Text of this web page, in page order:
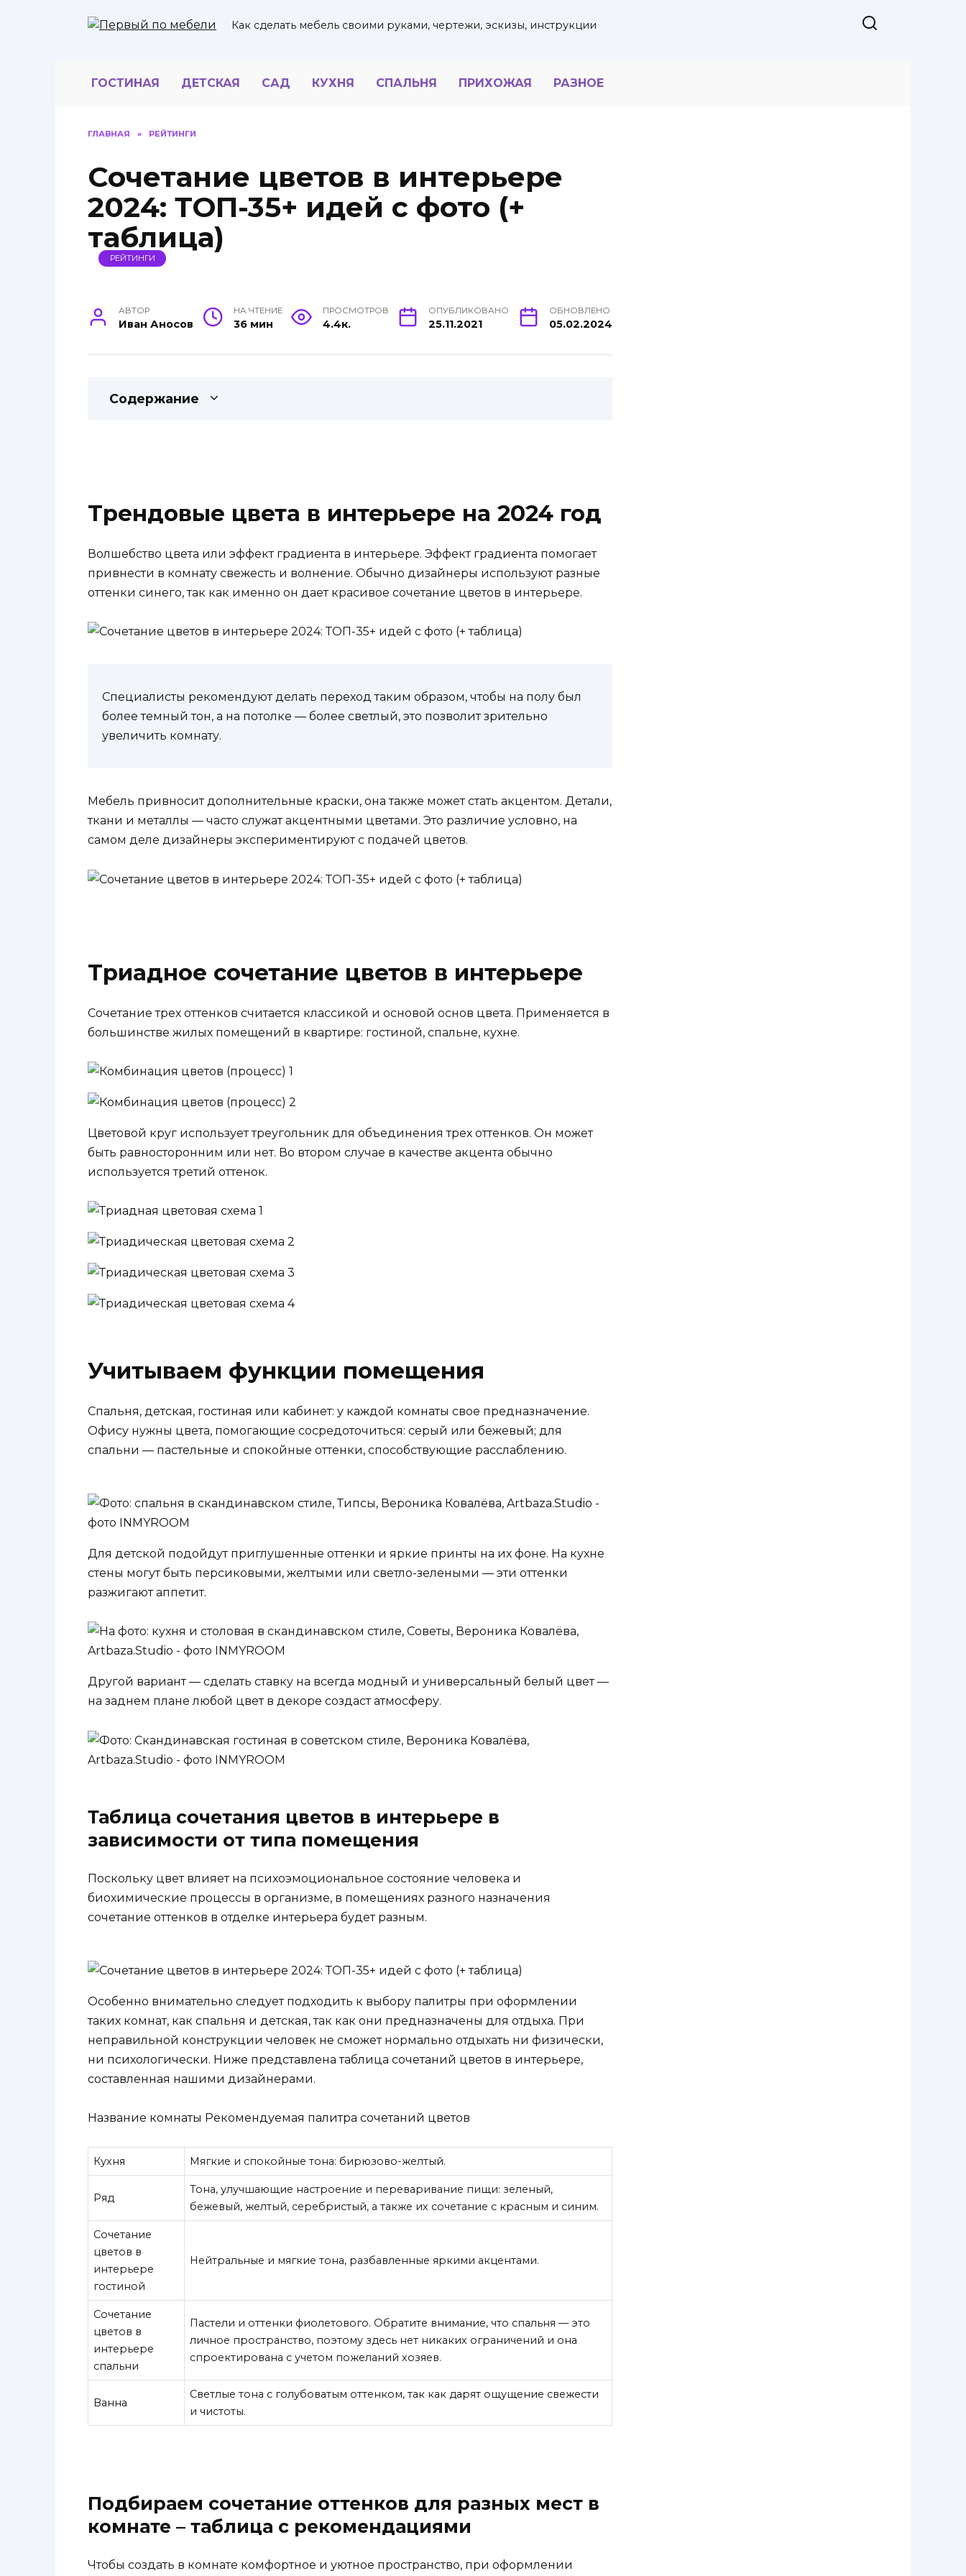
Как сделать мебель своими руками, чертежи, эскизы, инструкции
ГОСТИНАЯ ДЕТСКАЯ САД КУХНЯ СПАЛЬНЯ ПРИХОЖАЯ РАЗНОЕ
ГЛАВНАЯ » РЕЙТИНГИ
Сочетание цветов в интерьере
2024: ТОП-35+ идей с фото (+
таблица)
РЕЙТИНГИ
АВТОР
Иван Аносов
НА ЧТЕНИЕ
36 мин
ПРОСМОТРОВ
4.4к.
ОПУБЛИКОВАНО
25.11.2021
ОБНОВЛЕНО
05.02.2024
Содержание
Трендовые цвета в интерьере на 2024 год
Волшебство цвета или эффект градиента в интерьере. Эффект градиента помогает
привнести в комнату свежесть и волнение. Обычно дизайнеры используют разные
оттенки синего, так как именно он дает красивое сочетание цветов в интерьере.
Специалисты рекомендуют делать переход таким образом, чтобы на полу был
более темный тон, а на потолке — более светлый, это позволит зрительно
увеличить комнату.
Мебель привносит дополнительные краски, она также может стать акцентом. Детали,
ткани и металлы — часто служат акцентными цветами. Это различие условно, на
самом деле дизайнеры экспериментируют с подачей цветов.
Триадное сочетание цветов в интерьере
Сочетание трех оттенков считается классикой и основой основ цвета. Применяется в
большинстве жилых помещений в квартире: гостиной, спальне, кухне.
Цветовой круг использует треугольник для объединения трех оттенков. Он может
быть равносторонним или нет. Во втором случае в качестве акцента обычно
используется третий оттенок.
Учитываем функции помещения
Спальня, детская, гостиная или кабинет: у каждой комнаты свое предназначение.
Офису нужны цвета, помогающие сосредоточиться: серый или бежевый; для
спальни — пастельные и спокойные оттенки, способствующие расслаблению.
Для детской подойдут приглушенные оттенки и яркие принты на их фоне. На кухне
стены могут быть персиковыми, желтыми или светло-зелеными — эти оттенки
разжигают аппетит.
Другой вариант — сделать ставку на всегда модный и универсальный белый цвет —
на заднем плане любой цвет в декоре создаст атмосферу.
Таблица сочетания цветов в интерьере в
зависимости от типа помещения
Поскольку цвет влияет на психоэмоциональное состояние человека и
биохимические процессы в организме, в помещениях разного назначения
сочетание оттенков в отделке интерьера будет разным.
Особенно внимательно следует подходить к выбору палитры при оформлении
таких комнат, как спальня и детская, так как они предназначены для отдыха. При
неправильной конструкции человек не сможет нормально отдыхать ни физически,
ни психологически. Ниже представлена ​​таблица сочетаний цветов в интерьере,
составленная нашими дизайнерами.
Название комнаты Рекомендуемая палитра сочетаний цветов
Кухня Мягкие и спокойные тона: бирюзово-желтый.
Ряд
Тона, улучшающие настроение и переваривание пищи: зеленый,
бежевый, желтый, серебристый, а также их сочетание с красным и синим.
Сочетание
цветов в
интерьере
гостиной
Нейтральные и мягкие тона, разбавленные яркими акцентами.
Сочетание
цветов в
интерьере
спальни
Пастели и оттенки фиолетового. Обратите внимание, что спальня — это
личное пространство, поэтому здесь нет никаких ограничений и она
спроектирована с учетом пожеланий хозяев.
Ванна
Светлые тона с голубоватым оттенком, так как дарят ощущение свежести
и чистоты.
Подбираем сочетание оттенков для разных мест в
комнате – таблица с рекомендациями
Чтобы создать в комнате комфортное и уютное пространство, при оформлении